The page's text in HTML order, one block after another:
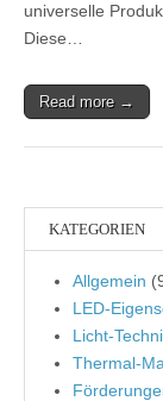
universelle
Diese…
Read more →
KATEGORIEN
Allgemein
LED-
Licht-
Thermal-